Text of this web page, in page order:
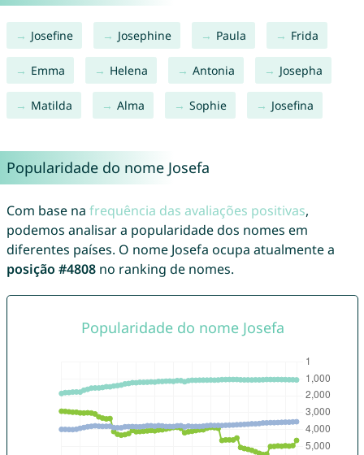
Josefine Josephine Paula Frida
Emma Helena Antonia Josepha
Matilda Alma Sophie Josefina
Popularidade do nome Josefa
Com base na frequência das avaliações positivas,
podemos analisar a popularidade dos nomes em
diferentes países. O nome Josefa ocupa atualmente a
posição #4808no ranking de nomes.